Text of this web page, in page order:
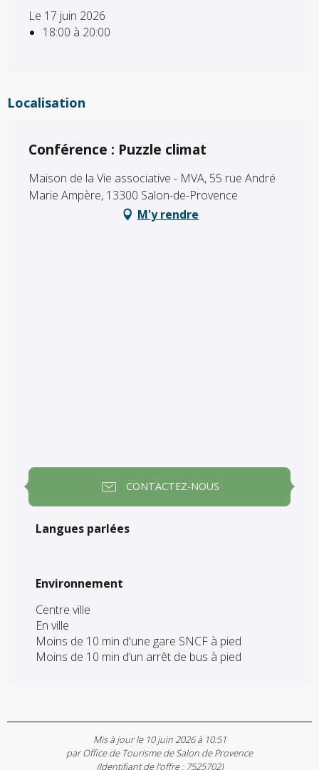
Le 17 juin 2026
18:00 à 20:00
Localisation
Conférence : Puzzle climat
Maison de la Vie associative - MVA, 55 rue André
Marie Ampère, 13300 Salon-de-Provence
M'y rendre
CONTACTEZ-NOUS
Langues parlées
Langues parlées
Environnement
Environnement
Centre ville
En ville
Moins de 10 min d'une gare SNCF à pied
Moins de 10 min d’un arrêt de bus à pied
Mis à jour le 10 juin 2026 à 10:51
par Office de Tourisme de Salon de Provence
(Identifiant de l'offre : 7525702)